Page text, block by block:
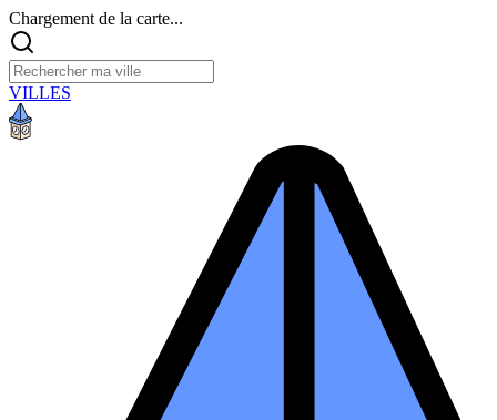
Chargement de la carte...
VILLES